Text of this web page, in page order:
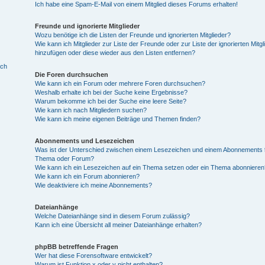
Ich habe eine Spam-E-Mail von einem Mitglied dieses Forums erhalten!
Freunde und ignorierte Mitglieder
Wozu benötige ich die Listen der Freunde und ignorierten Mitglieder?
Wie kann ich Mitglieder zur Liste der Freunde oder zur Liste der ignorierten
hinzufügen oder diese wieder aus den Listen entfernen?
Die Foren durchsuchen
Wie kann ich ein Forum oder mehrere Foren durchsuchen?
Weshalb erhalte ich bei der Suche keine Ergebnisse?
Warum bekomme ich bei der Suche eine leere Seite?
Wie kann ich nach Mitgliedern suchen?
Wie kann ich meine eigenen Beiträge und Themen finden?
Abonnements und Lesezeichen
Was ist der Unterschied zwischen einem Lesezeichen und einem Abonnements
Thema oder Forum?
Wie kann ich ein Lesezeichen auf ein Thema setzen oder ein Thema
Wie kann ich ein Forum abonnieren?
Wie deaktiviere ich meine Abonnements?
Dateianhänge
Welche Dateianhänge sind in diesem Forum zulässig?
Kann ich eine Übersicht all meiner Dateianhänge erhalten?
phpBB betreffende Fragen
Wer hat diese Forensoftware entwickelt?